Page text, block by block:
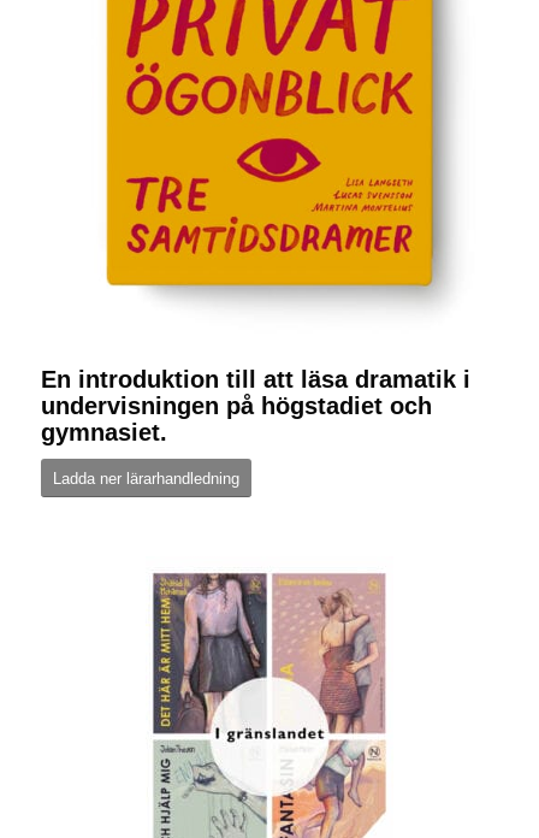
En introduktion till att läsa dramatik i
undervisningen på högstadiet och
gymnasiet.
Ladda ner lärarhandledning